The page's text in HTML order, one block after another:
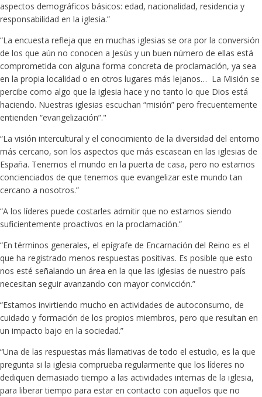
aspectos demográficos básicos: edad, nacionalidad, residencia y
responsabilidad en la iglesia.”
“La encuesta refleja que en muchas iglesias se ora por la conversión
de los que aún no conocen a Jesús y un buen número de ellas está
comprometida con alguna forma concreta de proclamación, ya sea
en la propia localidad o en otros lugares más lejanos… La Misión se
percibe como algo que la iglesia hace y no tanto lo que Dios está
haciendo. Nuestras iglesias escuchan “misión” pero frecuentemente
entienden “evangelización”."
“La visión intercultural y el conocimiento de la diversidad del entorno
más cercano, son los aspectos que más escasean en las iglesias de
España. Tenemos el mundo en la puerta de casa, pero no estamos
concienciados de que tenemos que evangelizar este mundo tan
cercano a nosotros.”
“A los líderes puede costarles admitir que no estamos siendo
suficientemente proactivos en la proclamación.”
“En términos generales, el epígrafe de Encarnación del Reino es el
que ha registrado menos respuestas positivas. Es posible que esto
nos esté señalando un área en la que las iglesias de nuestro país
necesitan seguir avanzando con mayor convicción.”
“Estamos invirtiendo mucho en actividades de autoconsumo, de
cuidado y formación de los propios miembros, pero que resultan en
un impacto bajo en la sociedad.”
“Una de las respuestas más llamativas de todo el estudio, es la que
pregunta si la iglesia comprueba regularmente que los líderes no
dediquen demasiado tiempo a las actividades internas de la iglesia,
para liberar tiempo para estar en contacto con aquellos que no